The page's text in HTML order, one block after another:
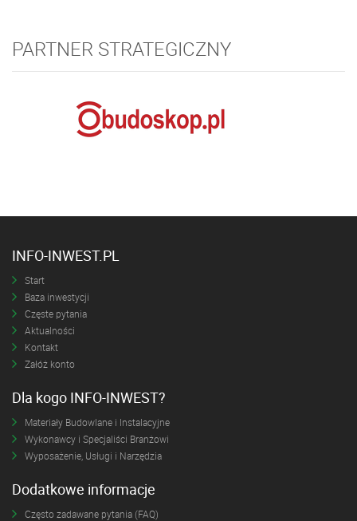
PARTNER STRATEGICZNY
INFO-INWEST.PL
Start
Baza inwestycji
Częste pytania
Aktualności
Kontakt
Załóż konto
Dla kogo INFO-INWEST?
Materiały Budowlane i Instalacyjne
Wykonawcy i Specjaliści Branżowi
Wyposażenie, Usługi i Narzędzia
Dodatkowe informacje
Często zadawane pytania (FAQ)